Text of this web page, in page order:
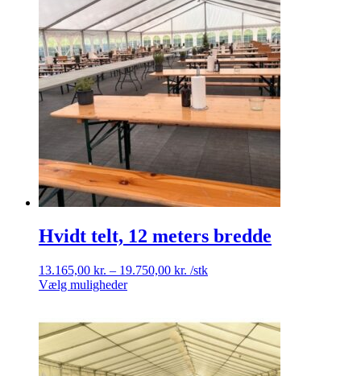
Hvidt telt, 12 meters bredde
13.165,00 kr. – 19.750,00 kr. Prisinterval:
/stk
Vælg mulighederDette
flere
varianter.
Mulighederne
kan